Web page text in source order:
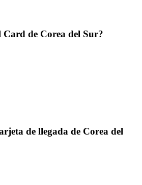
Card de Corea del Sur?
de llegada de Corea del